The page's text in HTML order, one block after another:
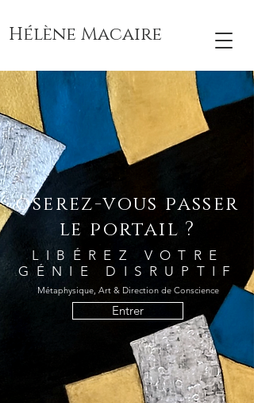
Hélène Macaire
oserez-vous passer
le portail ?
LIBÉREZ VOTRE
GÉNIE DISRUPTIF
Métaphysique, Art & Direction de Conscience
Entrer